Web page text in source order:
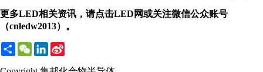
更多LED相关资讯，请点击LED网或关注微信公众账号
（cnledw2013）。
ShareWeChatLinkedIn